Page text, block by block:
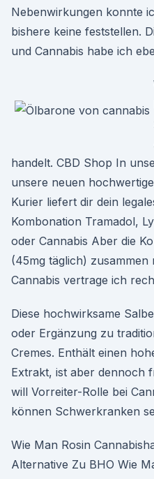
Nebenwirkungen konnte
bishere keine feststellen.
und Cannabis habe ich
handelt. CBD Shop In
unsere neuen
Kurier liefert dir dein
Kombonation Tramadol,
oder Cannabis Aber die
(45mg täglich) zusammen
Cannabis vertrage ich
Diese hochwirksame
oder Ergänzung zu
Cremes. Enthält einen
Extrakt, ist aber dennoch
will Vorreiter-Rolle bei
können Schwerkranken
Wie Man Rosin
Alternative Zu BHO Wie